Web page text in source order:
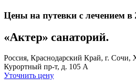
Цены на путевки с лечением в
«Актер» санаторий.
Россия, Краснодарский Край, г. Сочи,
Курортный пр-т, д. 105 А
Уточнить цену